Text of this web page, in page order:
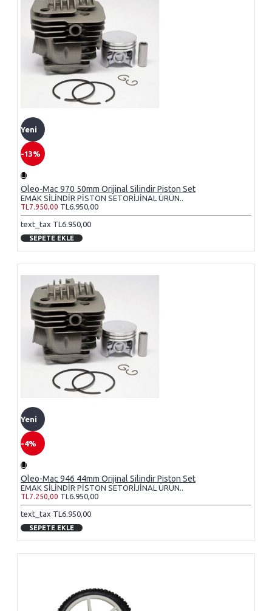
Yeni
-13%
Oleo-Mac 970 50mm Orijinal Silindir Piston Set
EMAK SİLİNDİR PİSTON SETORİJİNAL ÜRÜN..
TL7.950,00 TL6.950,00
text_tax TL6.950,00
SEPETE EKLE
Yeni
-4%
Oleo-Mac 946 44mm Orijinal Silindir Piston Set
EMAK SİLİNDİR PİSTON SETORİJİNAL ÜRÜN..
TL7.250,00 TL6.950,00
text_tax TL6.950,00
SEPETE EKLE